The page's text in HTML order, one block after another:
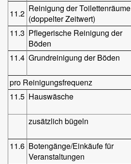
11.2 Reinigung der Toilettenräume
(doppelter Zeitwert)
11.3 Pflegerische Reinigung der
Böden
11.4 Grundreinigung der Böden
pro Reinigungsfrequenz
11.5 Hauswäsche
zusätzlich bügeln
11.6 Botengänge/Einkäufe für
Veranstaltungen